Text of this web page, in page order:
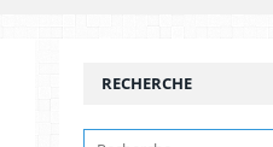
RECHERCHE